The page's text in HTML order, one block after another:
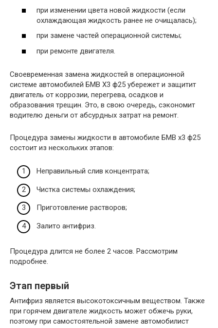
при изменении цвета новой жидкости (если
охлаждающая жидкость ранее не очищалась);
при замене частей операционной системы;
при ремонте двигателя.
Своевременная замена жидкостей в операционной
системе автомобилей БМВ Х3 ф25 убережет и защитит
двигатель от коррозии, перегрева, осадков и
образования трещин. Это, в свою очередь, сэкономит
водителю деньги от абсурдных затрат на ремонт.
Процедура замены жидкости в автомобиле БМВ х3 ф25
состоит из нескольких этапов:
Неправильный слив концентрата;
Чистка системы охлаждения;
Приготовление растворов;
Залито антифриз.
Процедура длится не более 2 часов. Рассмотрим
подробнее.
Этап первый
Антифриз является высокотоксичным веществом. Также
при горячем двигателе жидкость может обжечь руки,
поэтому при самостоятельной замене автомобилист